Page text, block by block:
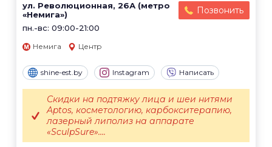
ул. Революционная, 26А (метро
«Немига»)
пн.-вс: 09:00-21:00
Позвонить
Немига Центр
shine-est.by Instagram Написать
Скидки на подтяжку лица и шеи нитями
Aptos, косметологию, карбокситерапию,
лазерный липолиз на аппарате
«SculpSure»....